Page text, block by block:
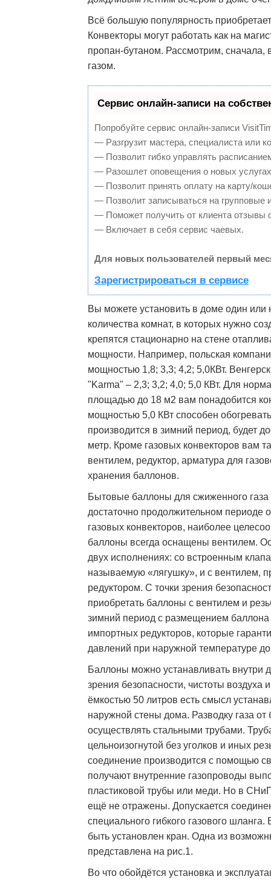
Всё большую популярность
Конвекторы могут работать как на
пропан-бутаном. Рассмотрим,
газом.
Сервис онлайн-записи на
Попробуйте сервис онлайн-записи
— Разгрузит мастера, специалиста или
— Позволит гибко управлять
— Разошлет оповещения о новых
— Позволит принять оплату на карту/
— Позволит записываться на групповые
— Поможет получить от клиента отзывы
— Включает в себя сервис чаевых.
Для новых пользователей первый
Зарегистрироваться в сервисе
Вы можете установить в доме один или
количества комнат, в которых нужно
крепятся стационарно на стене
мощности. Например, польская
мощностью 1,8; 3,3; 4,2; 5,0КВт.
"Karma" – 2,3; 3,2; 4,0; 5,0 КВт. Для
площадью до 18 м2 вам понадобится
мощностью 5,0 КВт способен
производится в зимний период, будет
метр. Кроме газовых конвекторов вам
вентилем, редуктор, арматура для
хранения баллонов.
Бытовые баллоны для сжиженного
достаточно продолжительном периоде
газовых конвекторов, наиболее
баллоны всегда оснащены вентилем.
двух исполнениях: со встроенным
называемую «лягушку», и с вентилем,
редуктором. С точки зрения
приобретать баллоны с вентилем и
зимний период с размещением
импортных редукторов, которые
давлений при наружной температуре
Баллоны можно устанавливать внутри
зрения безопасности, чистоты
ёмкостью 50 литров есть смысл
наружной стены дома. Разводку газа от
осуществлять стальными трубами.
цельноизогнутой без уголков и иных
соединение производится с помощью
получают внутренние газопроводы
пластиковой трубы или меди. Но в
ещё не отражены. Допускается
специального гибкого газового
быть установлен кран. Одна из
представлена на рис.1.
Во что обойдётся установка и